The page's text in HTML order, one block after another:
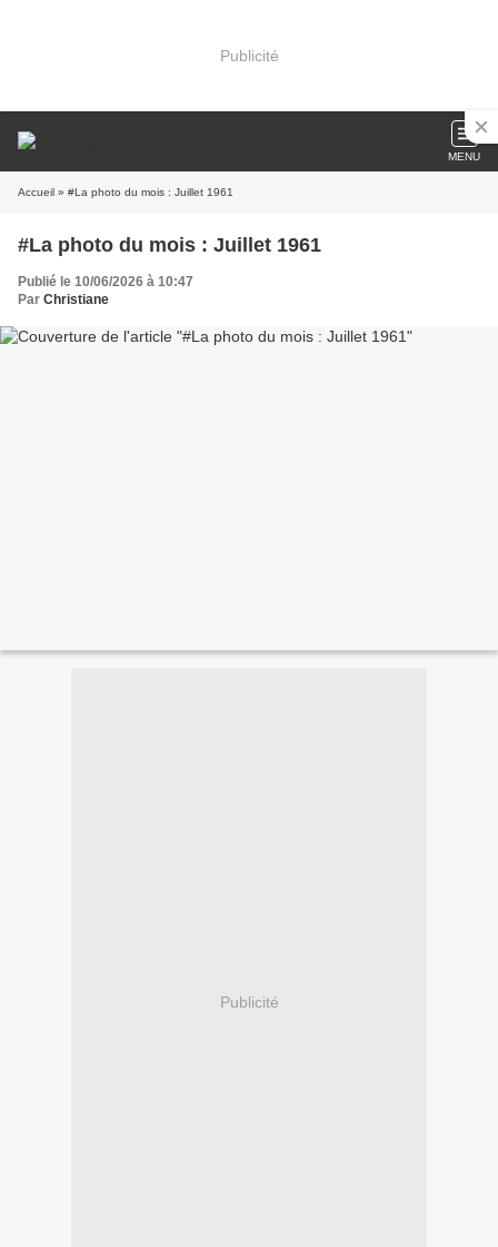
Publicité
MENU
Accueil » #La photo du mois : Juillet 1961
#La photo du mois : Juillet 1961
Publié le 10/06/2026 à 10:47
Par Christiane
Publicité